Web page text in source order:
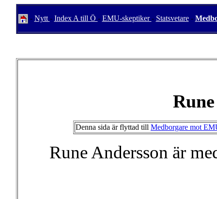
- Nytt - Index A till Ö - EMU-skeptiker- Statsvetare-
Denna sida är flyttad till Medborgare mot
Rune Andersson är